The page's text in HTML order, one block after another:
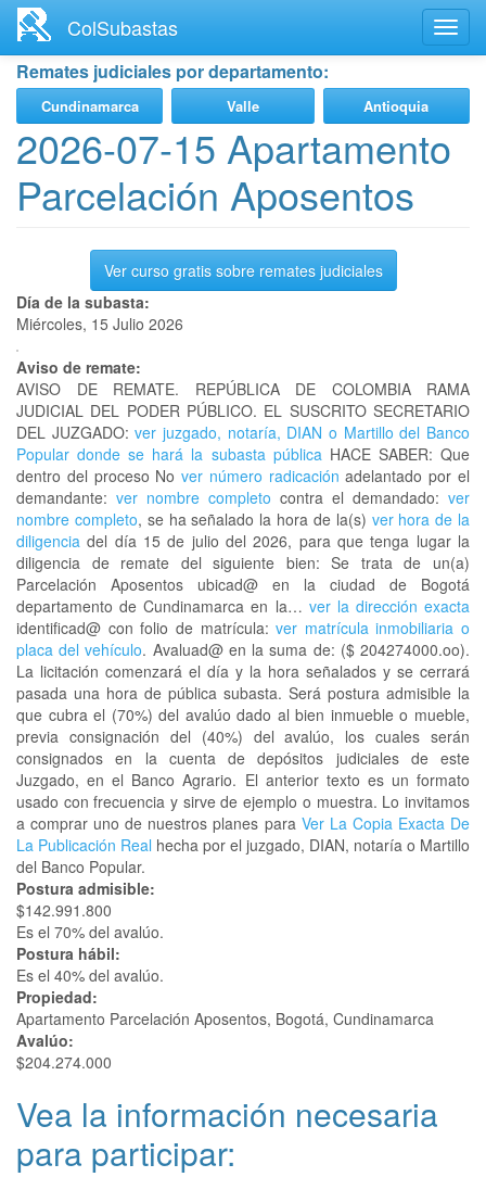
contenido
principal
ColSubastas
Remates judiciales por departamento:
Cundinamarca Valle Antioquia
2026-07-15 Apartamento
Parcelación Aposentos
Ver curso gratis sobre remates judiciales
Día de la subasta:
Miércoles, 15 Julio 2026
Aviso de remate:
AVISO DE REMATE. REPÚBLICA DE COLOMBIA RAMA
JUDICIAL DEL PODER PÚBLICO. EL SUSCRITO SECRETARIO
DEL JUZGADO: ver juzgado, notaría, DIAN o Martillo del Banco
Popular donde se hará la subasta públicaHACE SABER: Que
dentro del proceso Nover número radicación adelantado por el
demandante: ver nombre completo contra el demandado: ver
nombre completo, se ha señalado la hora de la(s) ver hora de la
diligencia del día 15 de julio del 2026, para que tenga lugar la
diligencia de remate del siguiente bien: Se trata de un(a)
Parcelación Aposentos ubicad@ en la ciudad de Bogotá
departamento de Cundinamarca en la… ver la dirección exacta
identificad@ con folio de matrícula:ver matrícula inmobiliaria o
placa del vehículo. Avaluad@ en la suma de: ($ 204274000.oo).
La licitación comenzará el día y la hora señalados y se cerrará
pasada una hora de pública subasta. Será postura admisible la
que cubra el (70%) del avalúo dado al bien inmueble o mueble,
previa consignación del (40%) del avalúo, los cuales serán
consignados en la cuenta de depósitos judiciales de este
Juzgado, en el Banco Agrario. El anterior texto es un formato
usado con frecuencia y sirve de ejemplo o muestra. Lo invitamos
a comprar uno de nuestros planes para Ver La Copia Exacta De
La Publicación Real hecha por el juzgado, DIAN, notaría o Martillo
del Banco Popular.
Postura admisible:
$142.991.800
Es el 70% del avalúo.
Postura hábil:
Es el 40% del avalúo.
Propiedad:
Apartamento Parcelación Aposentos, Bogotá, Cundinamarca
Avalúo:
$204.274.000
Vea la información necesaria
para participar: